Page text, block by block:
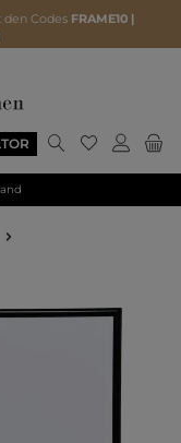
den Codes FRAME10 |